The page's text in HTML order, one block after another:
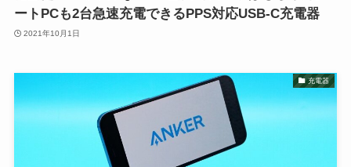
ートPCも2台急速充電できるPPS対応USB-C充電器
2021年10月1日
充電器